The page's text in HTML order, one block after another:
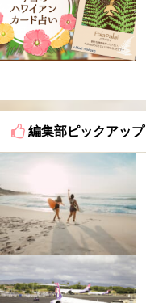
編集部ピックアップ